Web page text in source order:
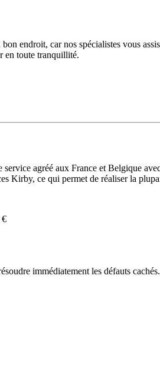
endroit, car nos spécialistes vous
en toute tranquillité.
agréé aux France et Belgique
Kirby, ce qui permet de réaliser la
€
immédiatement les défauts